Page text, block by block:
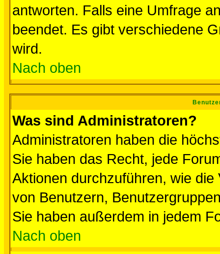
antworten. Falls eine Umfrage
beendet. Es gibt verschiedene
wird.
Nach oben
Was sind Administratoren?
Administratoren haben die
Sie haben das Recht, jede
Aktionen durchzuführen, wie
von Benutzern,
Sie haben außerdem in jedem
Nach oben